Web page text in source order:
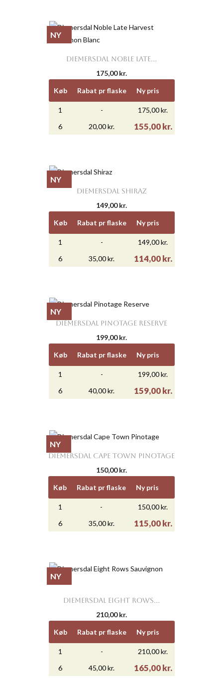
DIEMERSDAL NOBLE LATE...
175,00 kr.
Køb Rabat pr flaske Ny pris
1 -
175,00 kr.
6
20,00 kr. 155,00 kr.
NY
DIEMERSDAL SHIRAZ
149,00 kr.
Køb Rabat pr flaske Ny pris
1 -
149,00 kr.
6
35,00 kr. 114,00 kr.
NY
DIEMERSDAL PINOTAGE RESERVE
199,00 kr.
Køb Rabat pr flaske Ny pris
1 -
199,00 kr.
6
40,00 kr. 159,00 kr.
NY
DIEMERSDAL CAPE TOWN PINOTAGE
150,00 kr.
Køb Rabat pr flaske Ny pris
1 -
150,00 kr.
6
35,00 kr. 115,00 kr.
NY
DIEMERSDAL EIGHT ROWS...
210,00 kr.
Køb Rabat pr flaske Ny pris
1 -
210,00 kr.
6
45,00 kr. 165,00 kr.
NY